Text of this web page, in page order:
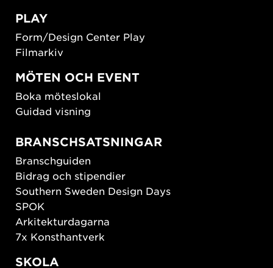
PLAY
Form/Design Center Play
Filmarkiv
MÖTEN OCH EVENT
Boka möteslokal
Guidad visning
BRANSCHSATSNINGAR
Branschguiden
Bidrag och stipendier
Southern Sweden Design Days
SPOK
Arkitekturdagarna
7x Konsthantverk
SKOLA